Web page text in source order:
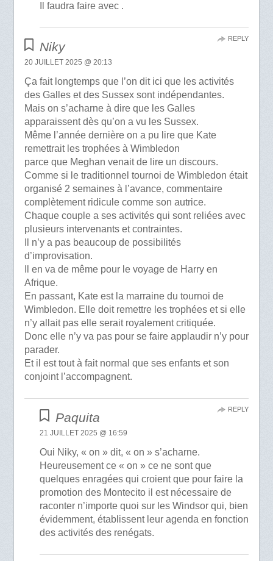
Il faudra faire avec .
Niky
20 JUILLET 2025 @ 20:13
Ça fait longtemps que l’on dit ici que les activités
des Galles et des Sussex sont indépendantes.
Mais on s’acharne à dire que les Galles
apparaissent dès qu’on a vu les Sussex.
Même l’année dernière on a pu lire que Kate
remettrait les trophées à Wimbledon
parce que Meghan venait de lire un discours.
Comme si le traditionnel tournoi de Wimbledon était
organisé 2 semaines à l’avance, commentaire
complètement ridicule comme son autrice.
Chaque couple a ses activités qui sont reliées avec
plusieurs intervenants et contraintes.
Il n’y a pas beaucoup de possibilités
d’improvisation.
Il en va de même pour le voyage de Harry en
Afrique.
En passant, Kate est la marraine du tournoi de
Wimbledon. Elle doit remettre les trophées et si elle
n’y allait pas elle serait royalement critiquée.
Donc elle n’y va pas pour se faire applaudir n’y pour
parader.
Et il est tout à fait normal que ses enfants et son
conjoint l’accompagnent.
REPLY
Paquita
21 JUILLET 2025 @ 16:59
Oui Niky, « on » dit, « on » s’acharne.
Heureusement ce « on » ce ne sont que
quelques enragées qui croient que pour faire la
promotion des Montecito il est nécessaire de
raconter n’importe quoi sur les Windsor qui, bien
évidemment, établissent leur agenda en fonction
des activités des renégats.
REPLY